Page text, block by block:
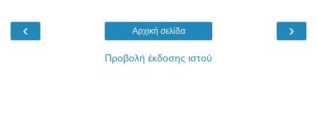
‹ ›
Αρχική σελίδα
Προβολή έκδοσης ιστού